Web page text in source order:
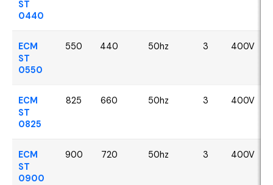
ST
0440
ECM
ST
0550
550 440 50hz 3 400V
ECM
ST
0825
825 660 50hz 3 400V
ECM
ST
0900
900 720 50hz 3 400V